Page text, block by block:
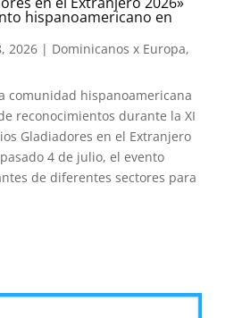
hispanoamericano en
2026| Dominicanos x Europa,
comunidad hispanoamericana
reconocimientos durante la XI
Gladiadores en el Extranjero
4 de julio, el evento
de diferentes sectores para